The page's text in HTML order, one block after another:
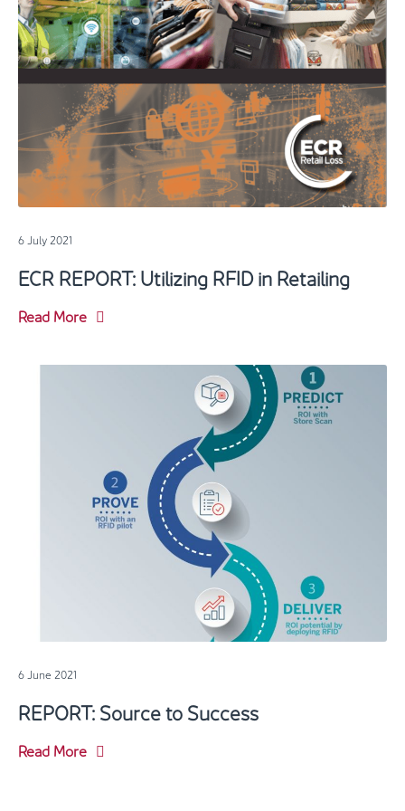
6 July 2021
ECR REPORT: Utilizing RFID in Retailing
Read More
6 June 2021
REPORT: Source to Success
Read More